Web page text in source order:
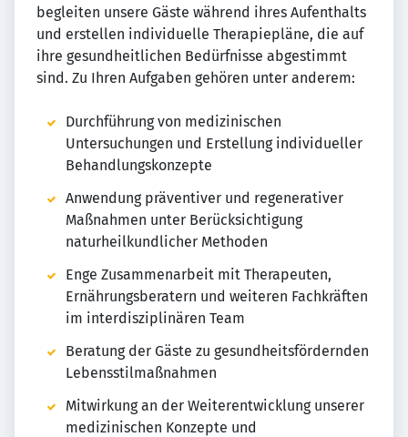
begleiten unsere Gäste während ihres Aufenthalts
und erstellen individuelle Therapiepläne, die auf
ihre gesundheitlichen Bedürfnisse abgestimmt
sind. Zu Ihren Aufgaben gehören unter anderem:
Durchführung von medizinischen
Untersuchungen und Erstellung individueller
Behandlungskonzepte
Anwendung präventiver und regenerativer
Maßnahmen unter Berücksichtigung
naturheilkundlicher Methoden
Enge Zusammenarbeit mit Therapeuten,
Ernährungsberatern und weiteren Fachkräften
im interdisziplinären Team
Beratung der Gäste zu gesundheitsfördernden
Lebensstilmaßnahmen
Mitwirkung an der Weiterentwicklung unserer
medizinischen Konzepte und